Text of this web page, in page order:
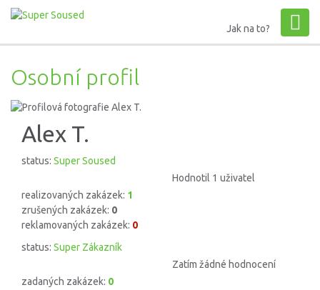
Jak na to?
Osobní profil
Alex T.
status: Super Soused
Hodnotil 1 uživatel
realizovaných zakázek: 1
zrušených zakázek: 0
reklamovaných zakázek: 0
status: Super Zákazník
Zatím žádné hodnocení
zadaných zakázek: 0